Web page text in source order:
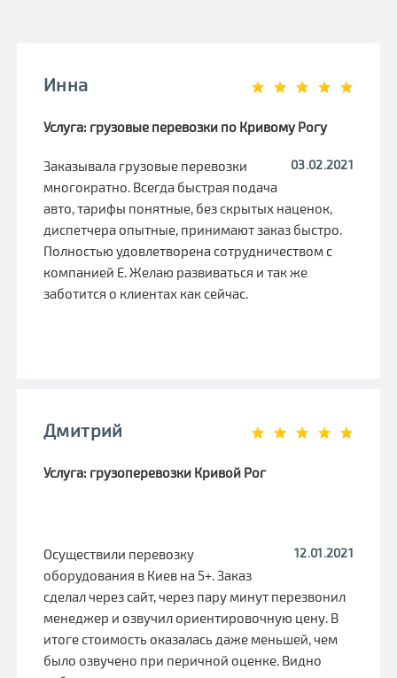
Инна
Услуга: грузовые перевозки по Кривому Рогу
03.02.2021
Заказывала грузовые перевозки
многократно. Всегда быстрая подача
авто, тарифы понятные, без скрытых наценок,
диспетчера опытные, принимают заказ быстро.
Полностью удовлетворена сотрудничеством с
компанией Е. Желаю развиваться и так же
заботится о клиентах как сейчас.
Дмитрий
Услуга: грузоперевозки Кривой Рог
12.01.2021
Осуществили перевозку
оборудования в Киев на 5+. Заказ
сделал через сайт, через пару минут перезвонил
менеджер и озвучил ориентировочную цену. В
итоге стоимость оказалась даже меньшей, чем
было озвучено при перичной оценке. Видно